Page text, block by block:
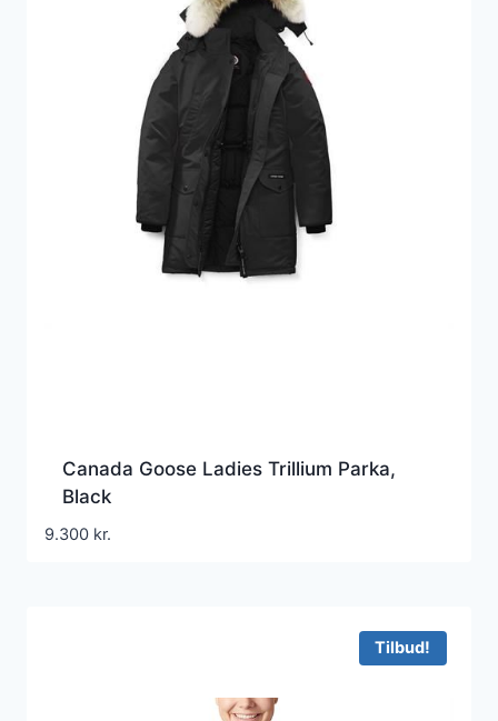
Canada Goose Ladies Trillium Parka,
Black
9.300 kr.
Tilbud!